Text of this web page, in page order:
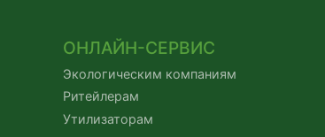
ОНЛАЙН-СЕРВИС
Экологическим компаниям
Ритейлерам
Утилизаторам